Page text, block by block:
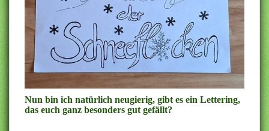
Nun bin ich natürlich neugierig, gibt es ein Lettering,
das euch ganz besonders gut gefällt?